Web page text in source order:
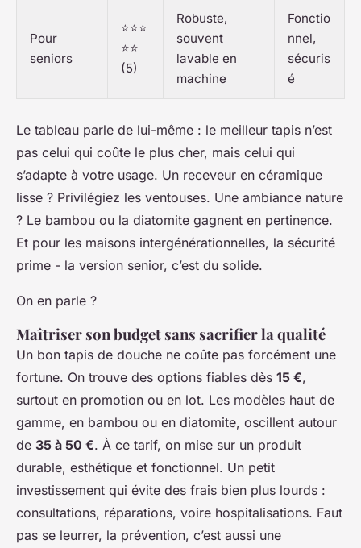
Pour
seniors
⭐⭐⭐
⭐⭐
(5)
Robuste,
souvent
lavable en
machine
Fonctio
nnel,
sécuris
é
Le tableau parle de lui-même : le meilleur tapis n’est
pas celui qui coûte le plus cher, mais celui qui
s’adapte à votre usage. Un receveur en céramique
lisse ? Privilégiez les ventouses. Une ambiance nature
? Le bambou ou la diatomite gagnent en pertinence.
Et pour les maisons intergénérationnelles, la sécurité
prime - la version senior, c’est du solide.
On en parle ?
Maîtriser son budget sans sacrifier la qualité
Un bon tapis de douche ne coûte pas forcément une
fortune. On trouve des options fiables dès 15 €,
surtout en promotion ou en lot. Les modèles haut de
gamme, en bambou ou en diatomite, oscillent autour
de 35 à 50 €. À ce tarif, on mise sur un produit
durable, esthétique et fonctionnel. Un petit
investissement qui évite des frais bien plus lourds :
consultations, réparations, voire hospitalisations. Faut
pas se leurrer, la prévention, c’est aussi une